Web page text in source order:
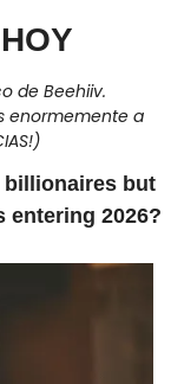
de Beehiiv.
enormemente a
billionaires but
entering 2026?